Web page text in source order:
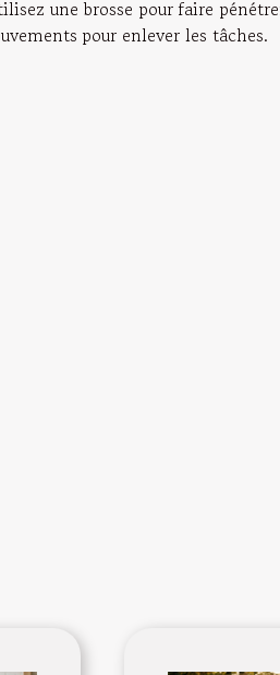
une brosse pour faire
pour enlever les tâches.